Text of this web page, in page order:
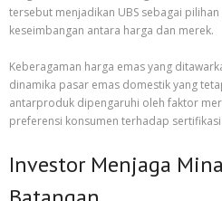
tersebut menjadikan UBS sebagai
keseimbangan antara harga dan merek.
Keberagaman harga emas yang
dinamika pasar emas domestik yang
antarproduk dipengaruhi oleh faktor
preferensi konsumen terhadap
Investor Menjaga